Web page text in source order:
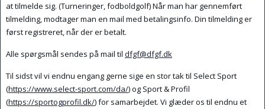
at tilmelde sig. (Turneringer, fodboldgolf) Når man har gennemført
tilmelding, modtager man en mail med betalingsinfo. Din tilmelding er
først registreret, når der er betalt.
Alle spørgsmål sendes på mail til dfgf@dfgf.dk
Til sidst vil vi endnu engang gerne sige en stor tak til Select Sport
(https://www.select-sport.com/da/) og Sport & Profil
(https://sportogprofil.dk/) for samarbejdet. Vi glæder os til endnu et